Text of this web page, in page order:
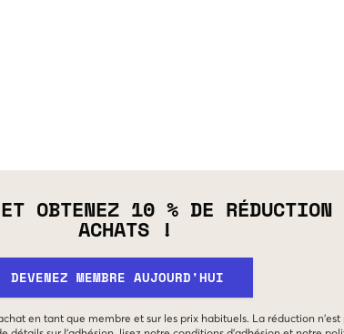
ET OBTENEZ 10 % DE RÉDUCTION
ACHATS !
DEVENEZ MEMBRE AUJOURD'HUI
en tant que membre et sur les prix habituels. La réduction n'est